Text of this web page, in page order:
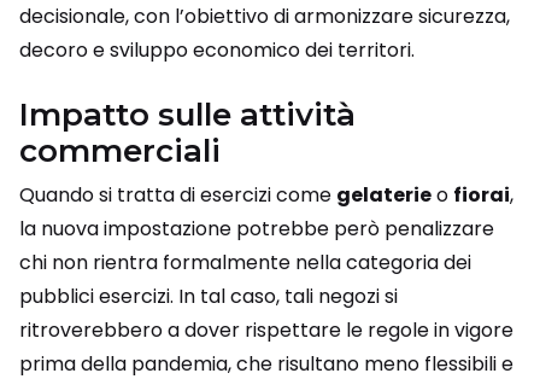
decisionale, con l’obiettivo di armonizzare sicurezza,
decoro e sviluppo economico dei territori.
Impatto sulle attività
commerciali
Quando si tratta di esercizi come gelaterieo fiorai,
la nuova impostazione potrebbe però penalizzare
chi non rientra formalmente nella categoria dei
pubblici esercizi. In tal caso, tali negozi si
ritroverebbero a dover rispettare le regole in vigore
prima della pandemia, che risultano meno flessibili e